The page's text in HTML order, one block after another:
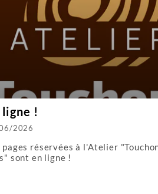
quelques produits spécifiques :
japonais de nos scies à
araser les tenons.
aussi toutes les lames de
ligne !
2026
pages réservées à l'Atelier
sont en ligne !